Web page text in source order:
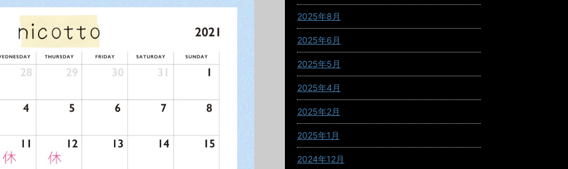
2025年8月
2025年6月
2025年5月
2025年4月
2025年2月
2025年1月
2024年12月